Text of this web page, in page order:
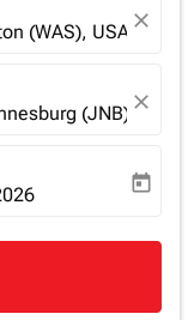
(WAS), USA close
(JNB),close
return-date-aria-
today